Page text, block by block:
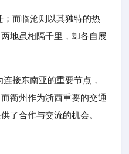
；而临沧则以其独特的热
地虽相隔千里，却各自展
接东南亚的重要节点，
衢州作为浙西重要的交通
了合作与交流的机会。